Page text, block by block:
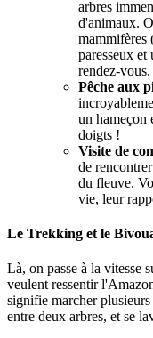
arbres
d'animaux.
mammifères
paresseux et
rendez-vous.
Pêche aux
un hameçon
doigts !
Visite de
de
du fleuve.
vie, leur
Le Trekking et le
Là, on passe à la vitesse
veulent ressentir
signifie marcher
entre deux arbres, et se